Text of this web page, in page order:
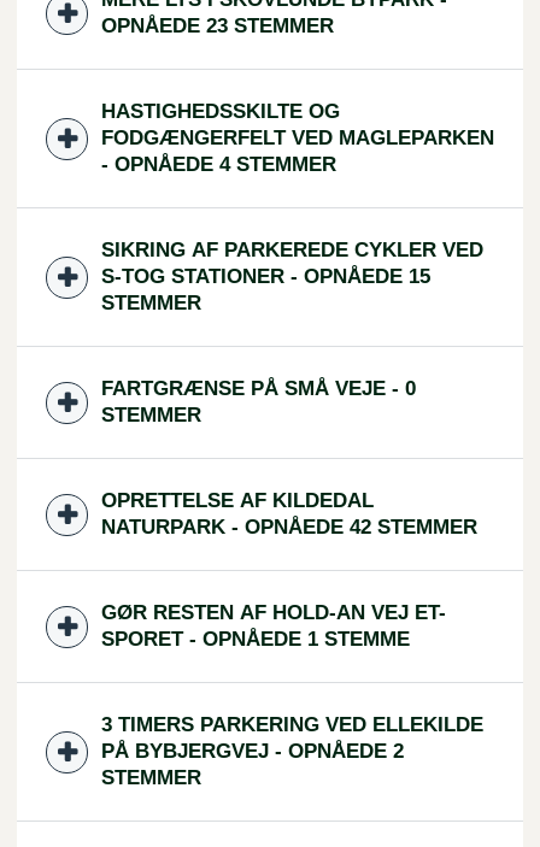
OPNÅEDE 23 STEMMER
HASTIGHEDSSKILTE OG
FODGÆNGERFELT VED MAGLEPARKEN
- OPNÅEDE 4 STEMMER
SIKRING AF PARKEREDE CYKLER VED
S-TOG STATIONER - OPNÅEDE 15
STEMMER
FARTGRÆNSE PÅ SMÅ VEJE - 0
STEMMER
OPRETTELSE AF KILDEDAL
NATURPARK - OPNÅEDE 42 STEMMER
GØR RESTEN AF HOLD-AN VEJ ET-
SPORET - OPNÅEDE 1 STEMME
3 TIMERS PARKERING VED ELLEKILDE
PÅ BYBJERGVEJ - OPNÅEDE 2
STEMMER